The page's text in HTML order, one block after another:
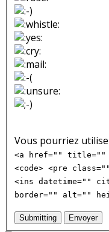
Vous pourriez
<a href="" title=""
<code> <pre
<ins datetime=""
border="" alt=""
Submitting Envoyer